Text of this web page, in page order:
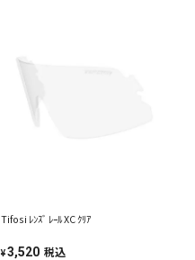
Tifosi ﾚﾝｽﾞ ﾚｰﾙ XC ｸﾘｱ
¥3,520 税込